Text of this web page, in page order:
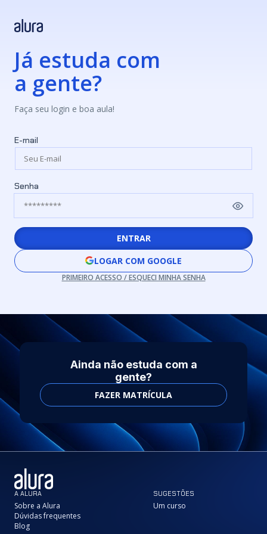
Já estuda com
a gente?
Faça seu login e boa aula!
E-mail
Senha
ENTRAR
LOGAR COM GOOGLE
PRIMEIRO ACESSO / ESQUECI MINHA SENHA
Ainda não estuda com a
gente?
FAZER MATRÍCULA
A ALURA
Sobre a Alura
Dúvidas frequentes
Blog
SUGESTÕES
Um curso